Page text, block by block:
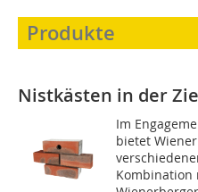
Produkte
Nistkästen in der
Im
bietet
Kombination